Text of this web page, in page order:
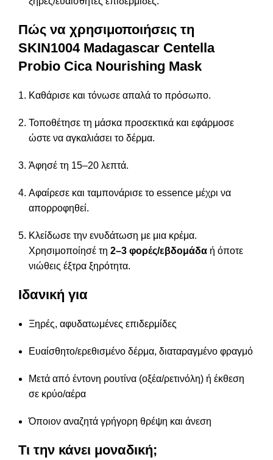
Πώς να χρησιμοποιήσεις τη
SKIN1004 Madagascar Centella
Probio Cica Nourishing Mask
Καθάρισε και τόνωσε απαλά το πρόσωπο.
Τοποθέτησε τη μάσκα προσεκτικά και εφάρμοσε
ώστε να αγκαλιάσει το δέρμα.
Άφησέ τη 15–20 λεπτά.
Αφαίρεσε και ταμπονάρισε το essence μέχρι να
απορροφηθεί.
Κλείδωσε την ενυδάτωση με μια κρέμα.
Χρησιμοποίησέ τη 2–3 φορές/εβδομάδα ή όποτε
νιώθεις έξτρα ξηρότητα.
Ιδανική για
Ξηρές, αφυδατωμένες επιδερμίδες
Ευαίσθητο/ερεθισμένο δέρμα, διαταραγμένο φραγμό
Μετά από έντονη ρουτίνα (οξέα/ρετινόλη) ή έκθεση
σε κρύο/αέρα
Όποιον αναζητά γρήγορη θρέψη και άνεση
Τι την κάνει μοναδική;